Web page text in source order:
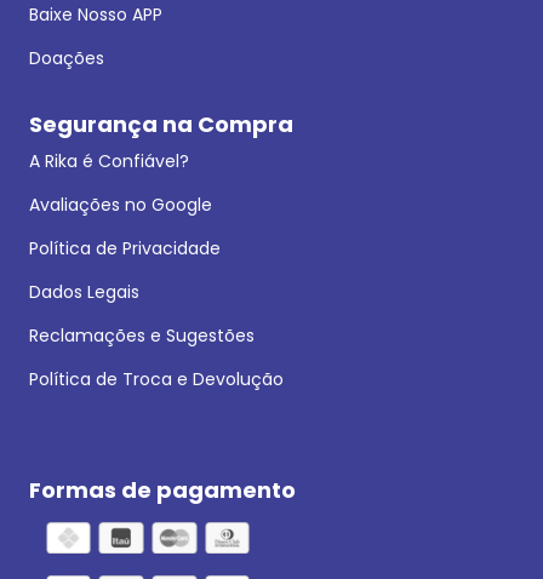
Baixe Nosso APP
Doações
Segurança na Compra
A Rika é Confiável?
Avaliações no Google
Política de Privacidade
Dados Legais
Reclamações e Sugestões
Política de Troca e Devolução
Formas de pagamento